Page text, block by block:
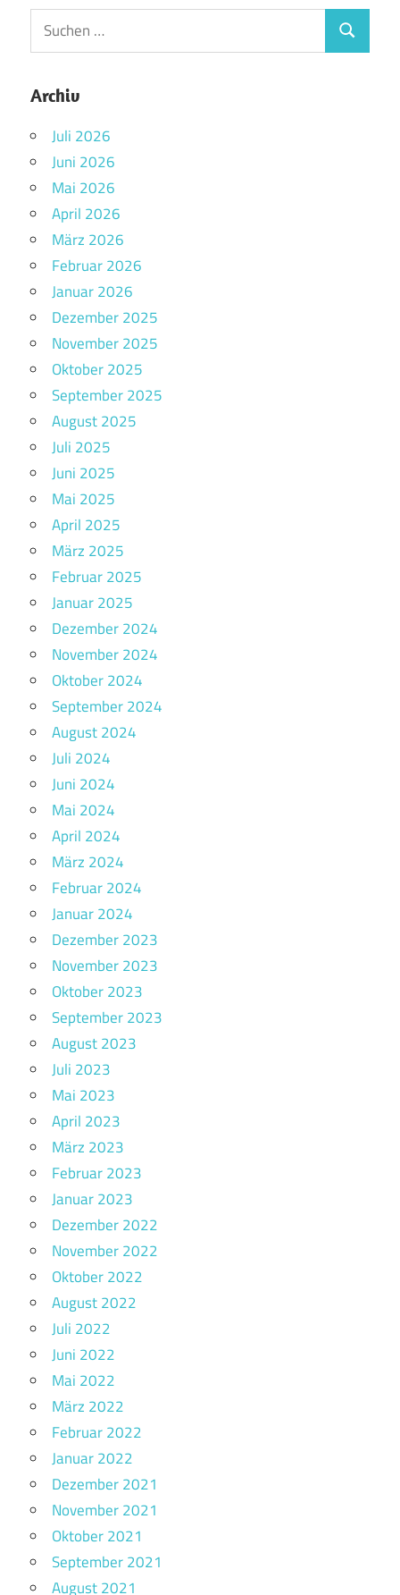
Archiv
Juli 2026
Juni 2026
Mai 2026
April 2026
März 2026
Februar 2026
Januar 2026
Dezember 2025
November 2025
Oktober 2025
September 2025
August 2025
Juli 2025
Juni 2025
Mai 2025
April 2025
März 2025
Februar 2025
Januar 2025
Dezember 2024
November 2024
Oktober 2024
September 2024
August 2024
Juli 2024
Juni 2024
Mai 2024
April 2024
März 2024
Februar 2024
Januar 2024
Dezember 2023
November 2023
Oktober 2023
September 2023
August 2023
Juli 2023
Mai 2023
April 2023
März 2023
Februar 2023
Januar 2023
Dezember 2022
November 2022
Oktober 2022
August 2022
Juli 2022
Juni 2022
Mai 2022
März 2022
Februar 2022
Januar 2022
Dezember 2021
November 2021
Oktober 2021
September 2021
August 2021